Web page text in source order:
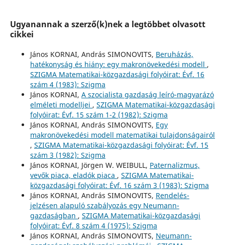
Ugyanannak a szerző(k)nek a legtöbbet olvasott
cikkei
János KORNAI, András SIMONOVITS, Beruházás,
hatékonyság és hiány: egy makronövekedési modell ,
SZIGMA Matematikai-közgazdasági folyóirat: Évf. 16
szám 4 (1983): Szigma
János KORNAI, A szocialista gazdaság leíró-magyarázó
elméleti modelljei , SZIGMA Matematikai-közgazdasági
folyóirat: Évf. 15 szám 1-2 (1982): Szigma
János KORNAI, András SIMONOVITS, Egy
makronövekedési modell matematikai tulajdonságairól
, SZIGMA Matematikai-közgazdasági folyóirat: Évf. 15
szám 3 (1982): Szigma
János KORNAI, Jörgen W. WEIBULL, Paternalizmus,
vevők piaca, eladók piaca , SZIGMA Matematikai-
közgazdasági folyóirat: Évf. 16 szám 3 (1983): Szigma
János KORNAI, András SIMONOVITS, Rendelés-
jelzésen alapuló szabályozás egy Neumann-
gazdaságban , SZIGMA Matematikai-közgazdasági
folyóirat: Évf. 8 szám 4 (1975): Szigma
János KORNAI, András SIMONOVITS, Neumann-